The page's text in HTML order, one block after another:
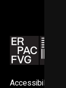
Accessibilità